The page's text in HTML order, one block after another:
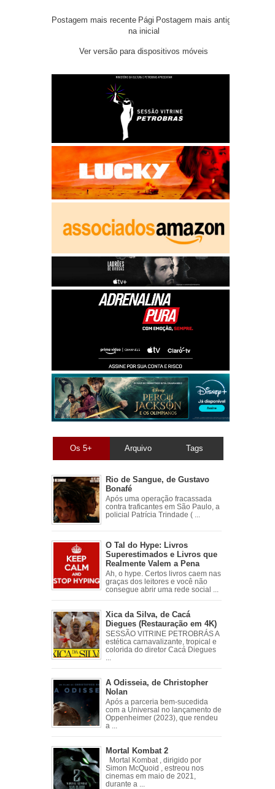
Postagem mais recente Postagem mais antiga
Pági
na inicial
Ver versão para dispositivos móveis
Os 5+ Arquivo Tags
Rio de Sangue, de Gustavo
Bonafé
Após uma operação fracassada
contra traficantes em São Paulo, a
policial Patrícia Trindade ( ...
O Tal do Hype: Livros
Superestimados e Livros que
Realmente Valem a Pena
Ah, o hype. Certos livros caem nas
graças dos leitores e você não
consegue abrir uma rede social ...
Xica da Silva, de Cacá
Diegues (Restauração em 4K)
SESSÃO VITRINE PETROBRÁS A
estética carnavalizante, tropical e
colorida do diretor Cacá Diegues
A Odisseia, de Christopher
Nolan
Após a parceria bem-sucedida
com a Universal no lançamento de
Oppenheimer (2023), que rendeu
a ...
Mortal Kombat 2
Mortal Kombat , dirigido por
Simon McQuoid , estreou nos
cinemas em maio de 2021,
durante a ...